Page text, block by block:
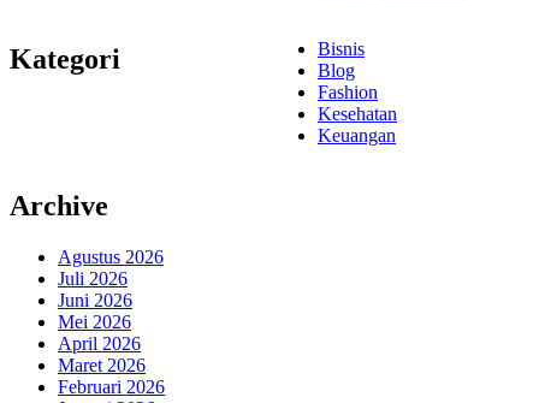
Kategori
Bisnis
Blog
Fashion
Kesehatan
Keuangan
Archive
Agustus 2026
Juli 2026
Juni 2026
Mei 2026
April 2026
Maret 2026
Februari 2026